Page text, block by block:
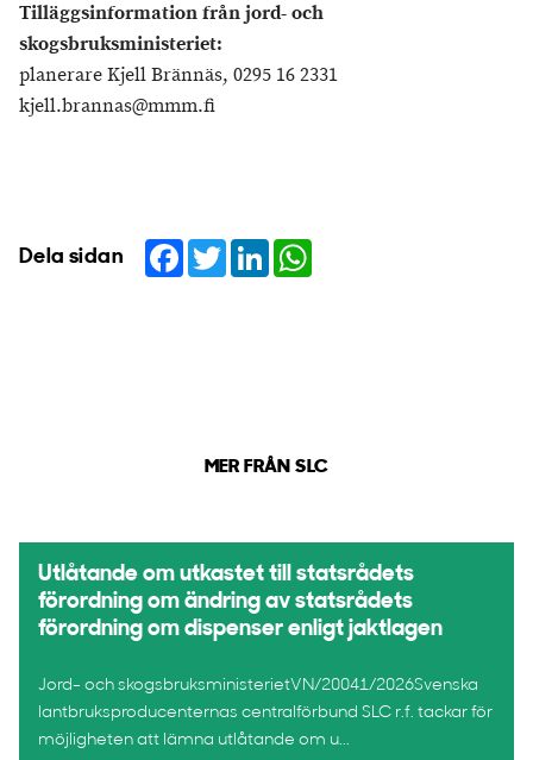
Tilläggsinformation från jord- och
skogsbruksministeriet:
planerare Kjell Brännäs, 0295 16 2331
kjell.brannas@mmm.fi
Dela sidan Facebook
TwitterLinkedIn
MER FRÅN SLC
Utlåtande om utkastet till statsrådets
förordning om ändring av statsrådets
förordning om dispenser enligt jaktlagen
Jord- och skogsbruksministerietVN/20041/2026Svenska
lantbruksproducenternas centralförbund SLC r.f. tackar för
möjligheten att lämna utlåtande om u...